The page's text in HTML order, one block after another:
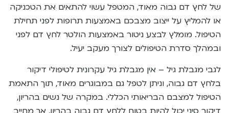
של לחץ דם גבוה מאוד, המטפל עשוי להתאים את הטכניקה
או להמליץ על ייצוב מצבכם באמצעות תרופות לפני תחילת
הטיפול. מומלץ לבצע ניטור באמצעות הולטר לחץ דם לפני
ובמהלך סדרת הטיפולים לצורך מעקב יעיל.
לגבי מגבלת גיל – אין מגבלת גיל עקרונית לטיפולי דיקור
בלחץ דם גבוה, וניתן לטפל גם במבוגרים מאוד, תוך התאמת
הטיפול למצבם הבריאותי הכללי. במקרה של נשים בהריון,